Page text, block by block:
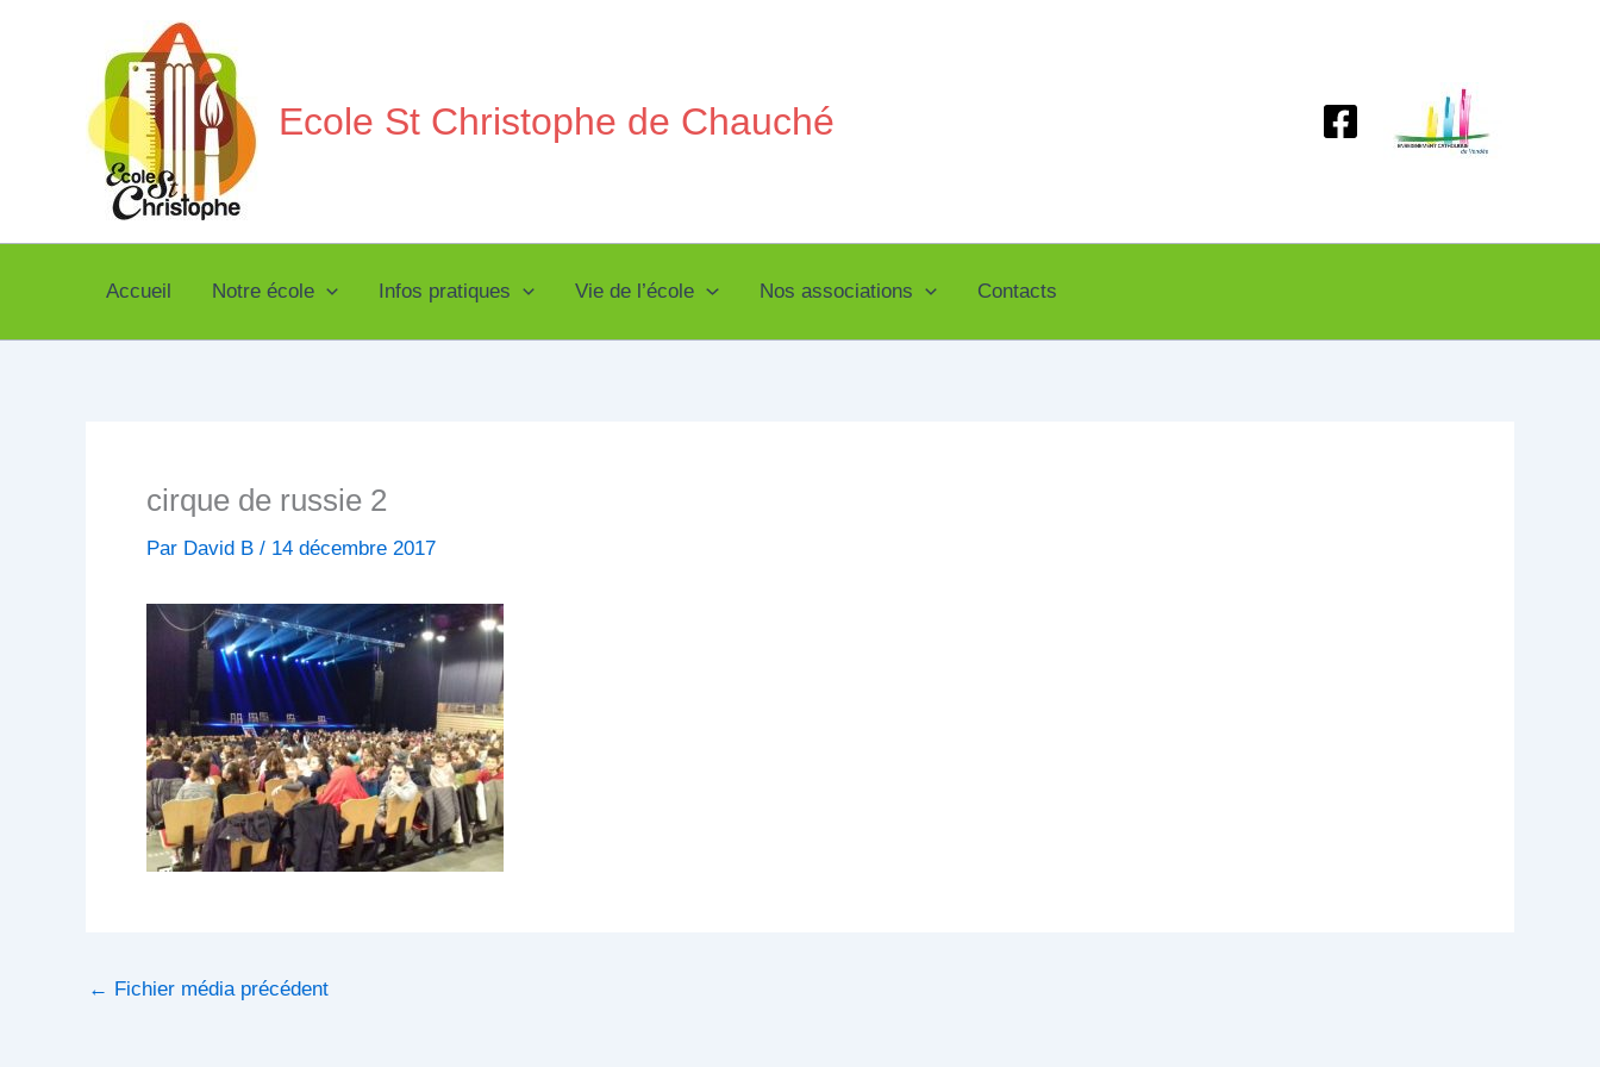
Ecole St Christophe de Chauché
Accueil Notre école Infos pratiques Vie de l’école Nos associations Contacts
cirque de russie 2
Par David B / 14 décembre 2017
← Fichier média précédent